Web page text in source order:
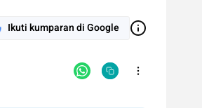
Ikuti kumparan di Google